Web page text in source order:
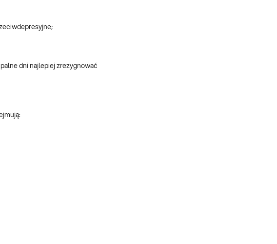
dni najlepiej zrezygnować